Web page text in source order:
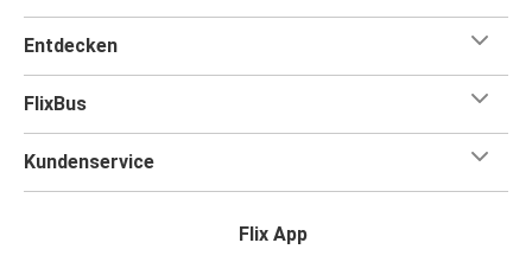
Entdecken
FlixBus
Kundenservice
Flix App